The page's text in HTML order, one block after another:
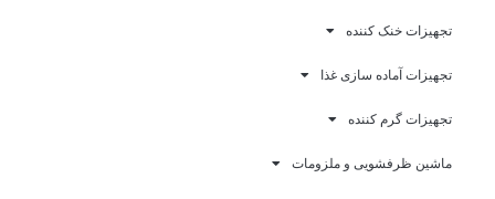
تجهیزات خنک کننده
تجهیزات آماده سازی غذا
تجهیزات گرم کننده
ماشین ظرفشویی و ملزومات